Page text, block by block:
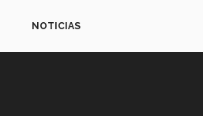
NOTICIAS